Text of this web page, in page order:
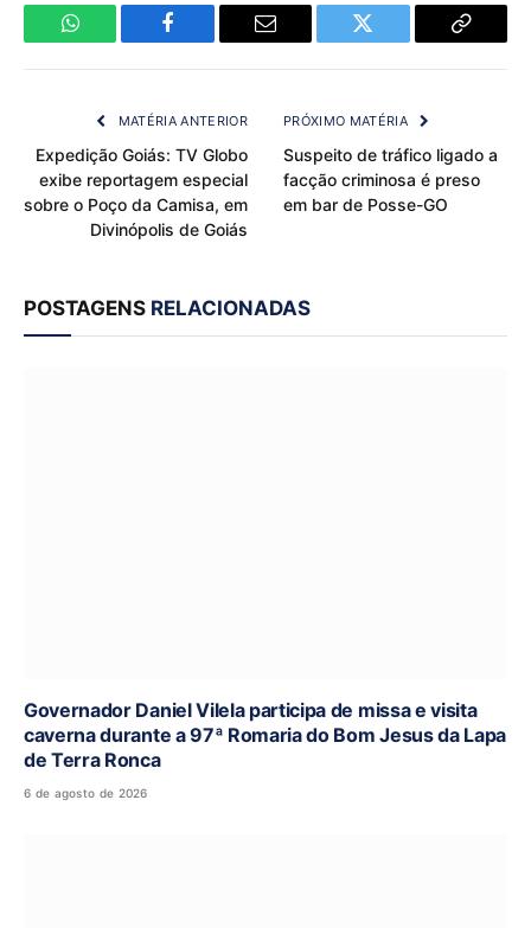
WhatsApp Facebook Email Twitter
Copy
MATÉRIA ANTERIOR
Expedição Goiás: TV Globo
exibe reportagem especial
sobre o Poço da Camisa, em
Divinópolis de Goiás
PRÓXIMO MATÉRIA
Suspeito de tráfico ligado a
facção criminosa é preso
em bar de Posse-GO
POSTAGENS RELACIONADAS
Governador Daniel Vilela participa de missa e visita
caverna durante a 97ª Romaria do Bom Jesus da Lapa
de Terra Ronca
6 de agosto de 2026